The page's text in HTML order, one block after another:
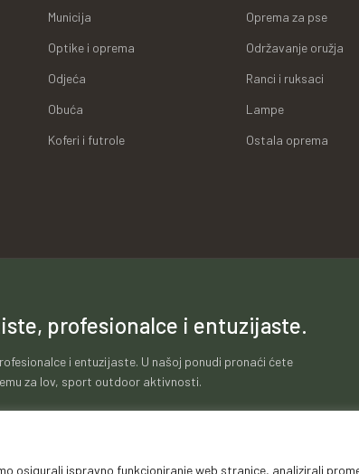
osigurali ispravno funkcioniranje web stranice, analizirali
Municija
Optike i oprema
Odjeća
Obuća
Koferi i futrole
Oprema za pse
Održavanje oružja
Ranci i ruksaci
Lampe
Ostala oprema
profesionalce i entuzijaste.
i entuzijaste. U našoj ponudi pronaći ćete
za lov, sport outdoor aktivnosti.
Opći uvjeti poslovanja Zaštita podataka